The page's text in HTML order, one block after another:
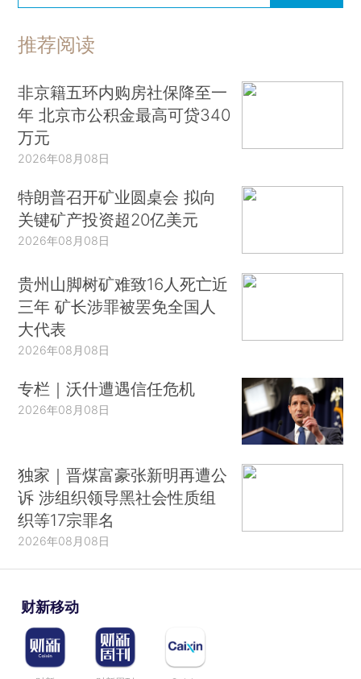
推荐阅读
非京籍五环内购房社保降至一
年 北京市公积金最高可贷340
万元
2026年08月08日
特朗普召开矿业圆桌会 拟向
关键矿产投资超20亿美元
2026年08月08日
贵州山脚树矿难致16人死亡近
三年 矿长涉罪被罢免全国人
大代表
2026年08月08日
专栏｜沃什遭遇信任危机
2026年08月08日
独家｜晋煤富豪张新明再遭公
诉 涉组织领导黑社会性质组
织等17宗罪名
2026年08月08日
财新移动